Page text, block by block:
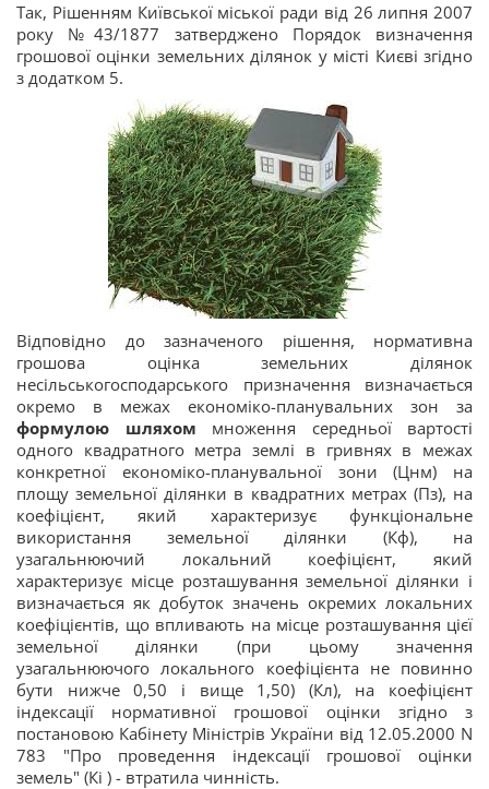
Так, Рішенням Київської міської ради від 26 липня 2007
року №43/1877 затверджено Порядок визначення
грошової оцінки земельних ділянок у місті Києві згідно
з додатком 5.
Відповідно до зазначеного рішення, нормативна
грошова оцінка земельних ділянок
несільськогосподарського призначення визначається
окремо в межах економіко-планувальних зон за
формулою шляхом множення середньої вартості
одного квадратного метра землі в гривнях в межах
конкретної економіко-планувальної зони (Цнм) на
площу земельної ділянки в квадратних метрах (Пз), на
коефіцієнт, який характеризує функціональне
використання земельної ділянки (Кф), на
узагальнюючий локальний коефіцієнт, який
характеризує місце розташування земельної ділянки і
визначається як добуток значень окремих локальних
коефіцієнтів, що впливають на місце розташування цієї
земельної ділянки (при цьому значення
узагальнюючого локального коефіцієнта не повинно
бути нижче 0,50 і вище 1,50) (Кл), на коефіцієнт
індексації нормативної грошової оцінки згідно з
постановою Кабінету Міністрів України від 12.05.2000 N
783 "Про проведення індексації грошової оцінки
земель" (Кі ) - втратила чинність.